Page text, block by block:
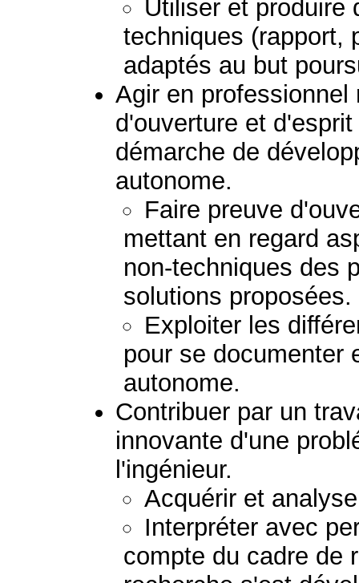
Utiliser et produire
techniques (rapport,
adaptés au but
Agir en
d'ouverture et
démarche de
autonome.
Faire preuve
mettant en regard
non-techniques des
solutions proposées.
Exploiter les
pour se documenter
autonome.
Contribuer par un
innovante d'une
l'ingénieur.
Acquérir et
Interpréter avec
compte du cadre de